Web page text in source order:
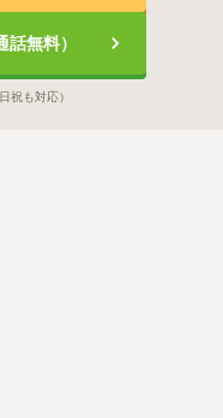
話無料）
日祝も対応）